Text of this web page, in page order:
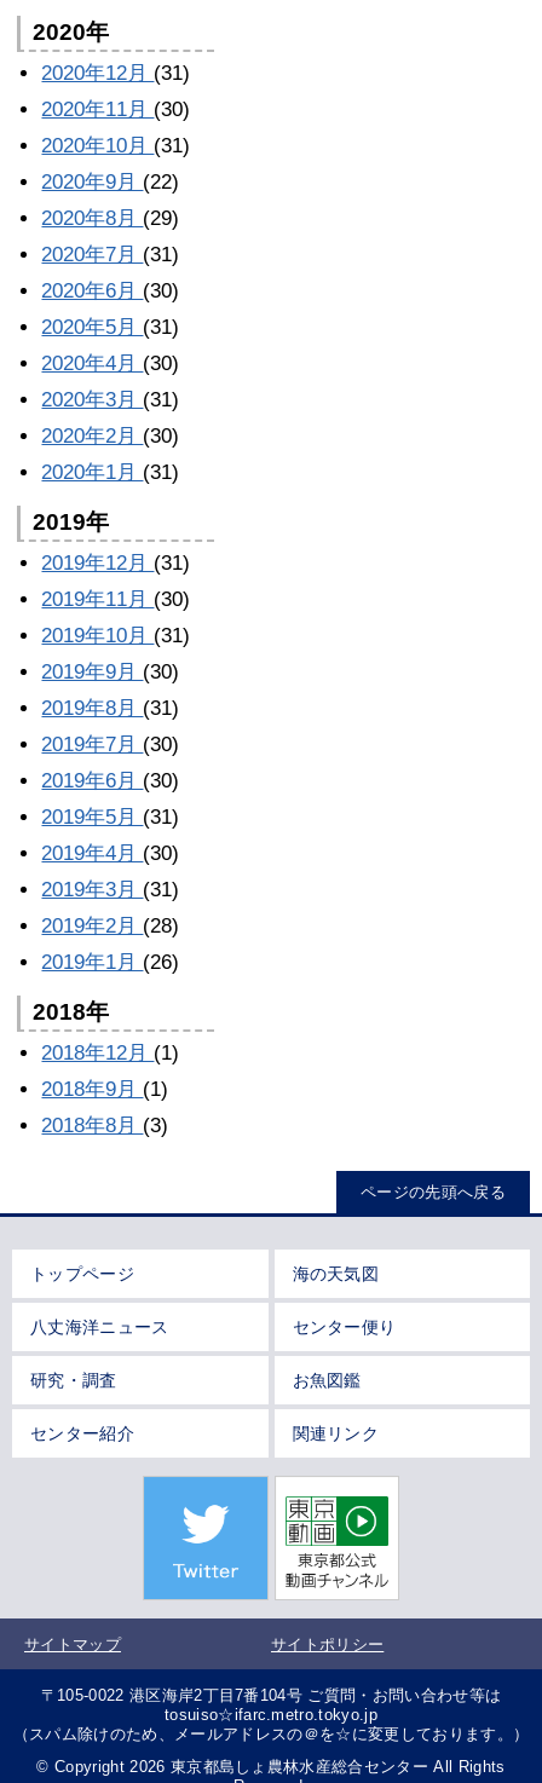
2020年
2020年12月 (31)
2020年11月 (30)
2020年10月 (31)
2020年9月 (22)
2020年8月 (29)
2020年7月 (31)
2020年6月 (30)
2020年5月 (31)
2020年4月 (30)
2020年3月 (31)
2020年2月 (30)
2020年1月 (31)
2019年
2019年12月 (31)
2019年11月 (30)
2019年10月 (31)
2019年9月 (30)
2019年8月 (31)
2019年7月 (30)
2019年6月 (30)
2019年5月 (31)
2019年4月 (30)
2019年3月 (31)
2019年2月 (28)
2019年1月 (26)
2018年
2018年12月 (1)
2018年9月 (1)
2018年8月 (3)
ページの先頭へ戻る
トップページ 海の天気図
八丈海洋ニュース センター便り
研究・調査 お魚図鑑
センター紹介 関連リンク
サイトマップ サイトポリシー
〒105-0022 港区海岸2丁目7番104号 ご質問・お問い合わせ等は
tosuiso☆ifarc.metro.tokyo.jp
（スパム除けのため、メールアドレスの＠を☆に変更しております。）
© Copyright 2026 東京都島しょ農林水産総合センター All Rights